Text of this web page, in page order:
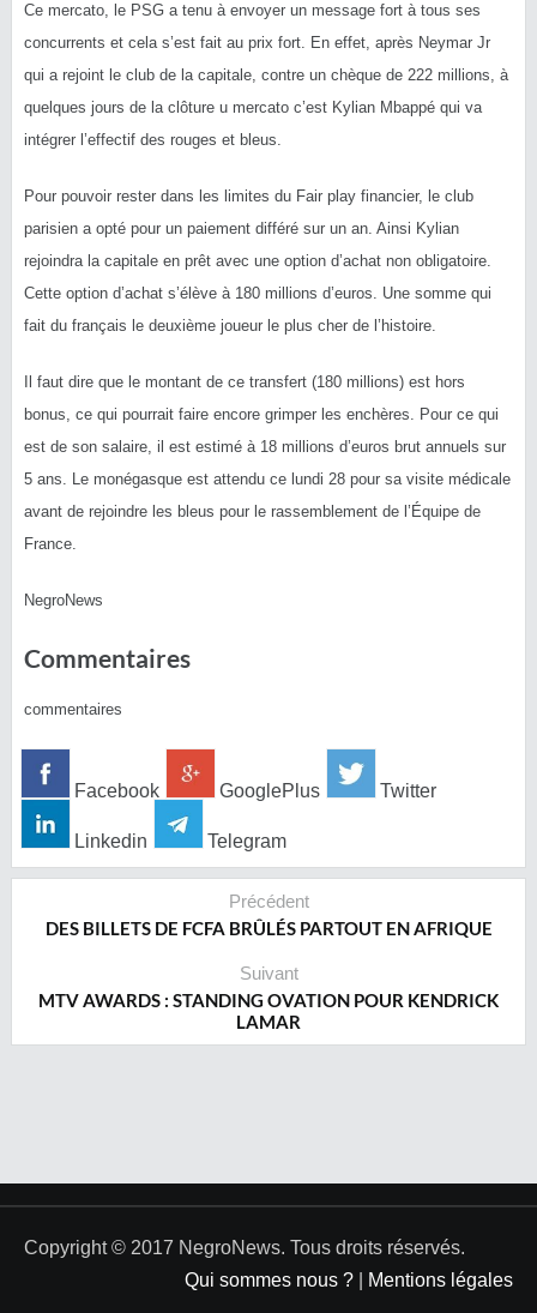
Ce mercato, le PSG a tenu à envoyer un message fort à tous ses
concurrents et cela s’est fait au prix fort. En effet, après Neymar Jr
qui a rejoint le club de la capitale, contre un chèque de 222 millions, à
quelques jours de la clôture u mercato c’est Kylian Mbappé qui va
intégrer l’effectif des rouges et bleus.
Pour pouvoir rester dans les limites du Fair play financier, le club
parisien a opté pour un paiement différé sur un an. Ainsi Kylian
rejoindra la capitale en prêt avec une option d’achat non obligatoire.
Cette option d’achat s’élève à 180 millions d’euros. Une somme qui
fait du français le deuxième joueur le plus cher de l’histoire.
Il faut dire que le montant de ce transfert (180 millions) est hors
bonus, ce qui pourrait faire encore grimper les enchères. Pour ce qui
est de son salaire, il est estimé à 18 millions d’euros brut annuels sur
5 ans. Le monégasque est attendu ce lundi 28 pour sa visite médicale
avant de rejoindre les bleus pour le rassemblement de l’Équipe de
France. ‎
NegroNews ‎
Commentaires
commentaires
Facebook GooglePlus Twitter
Linkedin Telegram
Précédent
DES BILLETS DE FCFA BRÛLÉS PARTOUT EN AFRIQUE‎
Suivant
MTV AWARDS : STANDING OVATION POUR KENDRICK
LAMAR
Copyright © 2017 NegroNews. Tous droits réservés.
Qui sommes nous ?
Mentions légales